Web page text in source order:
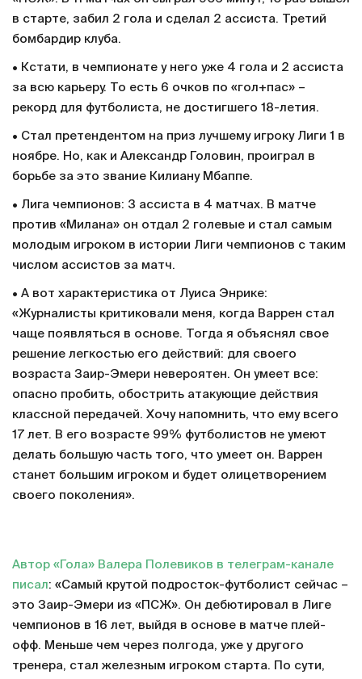
в старте, забил 2 гола и сделал 2 ассиста. Третий
бомбардир клуба.
• Кстати, в чемпионате у него уже 4 гола и 2 ассиста
за всю карьеру. То есть 6 очков по «гол+пас» –
рекорд для футболиста, не достигшего 18-летия.
• Стал претендентом на приз лучшему игроку Лиги 1 в
ноябре. Но, как и Александр Головин, проиграл в
борьбе за это звание Килиану Мбаппе.
• Лига чемпионов: 3 ассиста в 4 матчах. В матче
против «Милана» он отдал 2 голевые и стал самым
молодым игроком в истории Лиги чемпионов с таким
числом ассистов за матч.
• А вот характеристика от Луиса Энрике:
«Журналисты критиковали меня, когда Варрен стал
чаще появляться в основе. Тогда я объяснял свое
решение легкостью его действий: для своего
возраста Заир-Эмери невероятен. Он умеет все:
опасно пробить, обострить атакующие действия
классной передачей. Хочу напомнить, что ему всего
17 лет. В его возрасте 99% футболистов не умеют
делать большую часть того, что умеет он. Варрен
станет большим игроком и будет олицетворением
своего поколения».
Автор «Гола» Валера Полевиков в телеграм-канале
писал: «Самый крутой подросток-футболист сейчас –
это Заир-Эмери из «ПСЖ». Он дебютировал в Лиге
чемпионов в 16 лет, выйдя в основе в матче плей-
офф. Меньше чем через полгода, уже у другого
тренера, стал железным игроком старта. По сути,